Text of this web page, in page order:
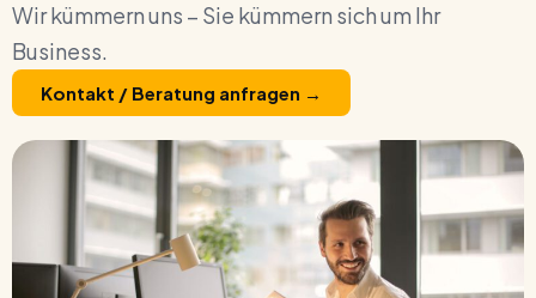
Wir kümmern uns – Sie kümmern sich um Ihr
Business.
Kontakt / Beratung anfragen →